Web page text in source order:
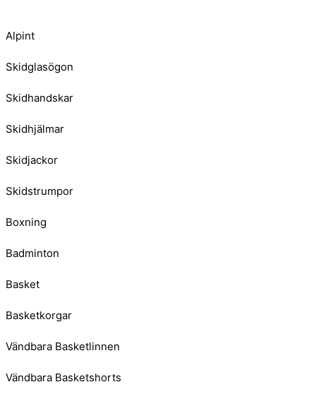
Alpint
Skidglasögon
Skidhandskar
Skidhjälmar
Skidjackor
Skidstrumpor
Boxning
Badminton
Basket
Basketkorgar
Vändbara Basketlinnen
Vändbara Basketshorts